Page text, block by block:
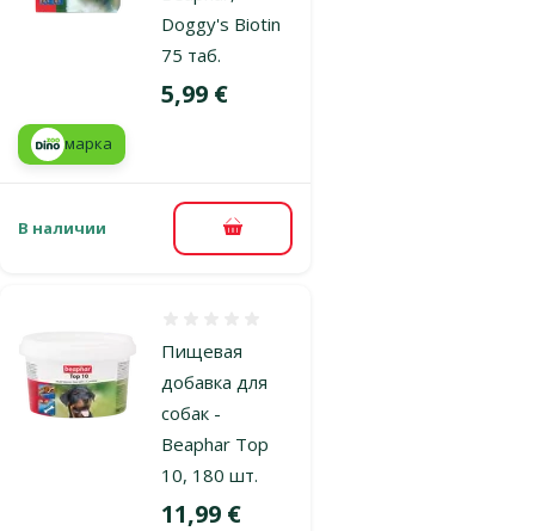
Doggy's Biotin
75 таб.
Цена
5,99 €
марка
В наличии В корзину
Пищевая
добавка для
собак -
Beaphar Top
10, 180 шт.
Цена
11,99 €